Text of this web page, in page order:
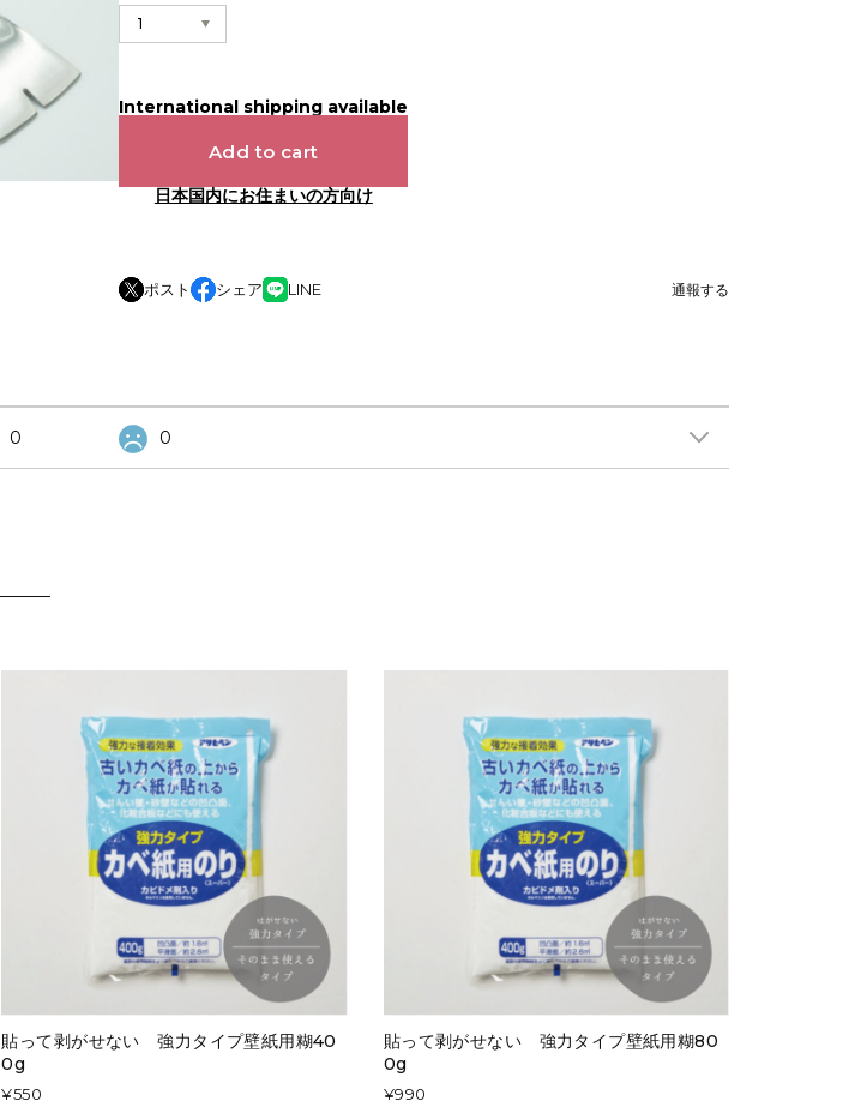
International shipping available
Add to cart
日本国内にお住まいの方向け
ポスト シェア LINE 通報する
0 0
貼って剥がせない 強力タイプ壁紙用糊40
0g
¥550
貼って剥がせない 強力タイプ壁紙用糊80
0g
¥990